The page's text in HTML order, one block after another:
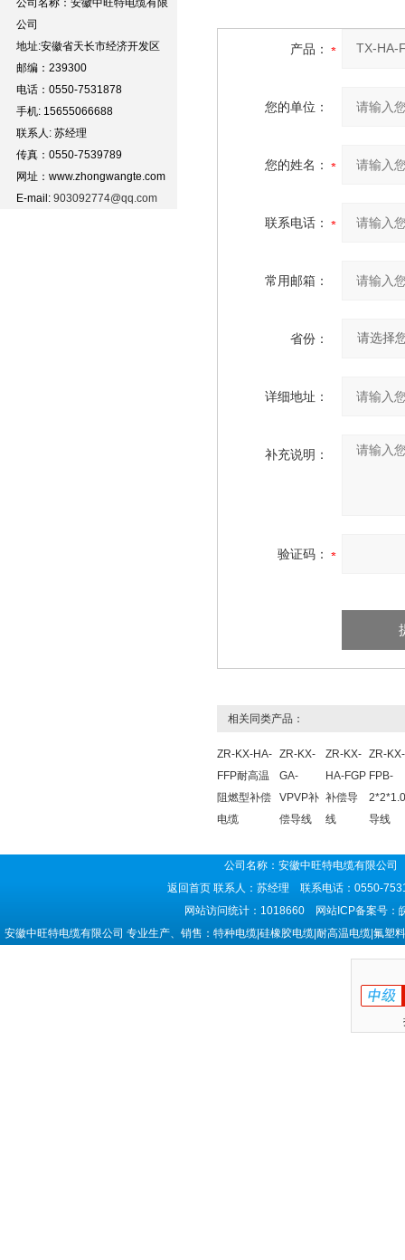
公司名称：安徽中旺特电缆有限
公司
地址:安徽省天长市经济开发区
邮编：239300
电话：0550-7531878
手机: 15655066688
联系人: 苏经理
传真：0550-7539789
网址：www.zhongwangte.com
E-mail: 903092774@qq.com
产品：
您的单位：
您的姓名：
联系电话：
常用邮箱：
省份：
详细地址：
补充说明：
验证码：
相关同类产品：
ZR-KX-HA-
FFP耐高温
阻燃型补偿
电缆
ZR-KX-
GA-
VPVP补
偿导线
ZR-KX-
HA-FGP
补偿导
线
ZR-
FPB-
导线
公司名称：安徽中旺特电缆有限公
返回首页 联系人：苏经理 联系电话：0550-
网站访问统计：1018660 网站ICP备案号：
安徽中旺特电缆有限公司 专业生产、销售：特种电缆|硅橡胶电缆|耐高温电缆|氟